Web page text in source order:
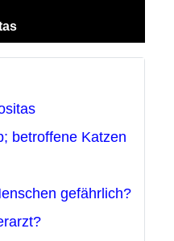
betroffene Katzen
gefährlich?